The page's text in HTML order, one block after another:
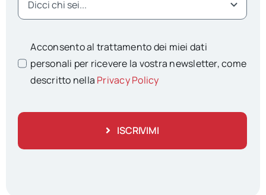
Acconsento al trattamento dei miei dati
personali per ricevere la vostra newsletter, come
descritto nella Privacy Policy
ISCRIVIMI